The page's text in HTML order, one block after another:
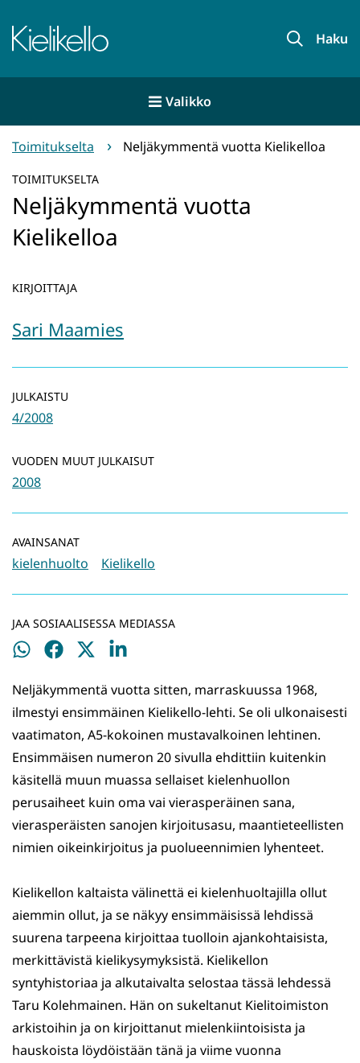
sisältöön
Etusivu Haku
Valikko
Toimitukselta Neljäkymmentä vuotta Kielikelloa
TOIMITUKSELTA
Neljäkymmentä vuotta
Kielikelloa
KIRJOITTAJA
Sari Maamies
JULKAISTU
4/2008
VUODEN MUUT JULKAISUT
2008
AVAINSANAT
kielenhuolto Kielikello
JAA SOSIAALISESSA MEDIASSA
Jaa
Jaa
Jaa
Jaa
Neljäkymmentä vuotta sitten, marraskuussa 1968,
ilmestyi ensimmäinen Kielikello-lehti. Se oli ulkonaisesti
vaatimaton, A5-kokoinen mustavalkoinen lehtinen.
Ensimmäisen numeron 20 sivulla ehdittiin kuitenkin
käsitellä muun muassa sellaiset kielenhuollon
perusaiheet kuin oma vai vierasperäinen sana,
vierasperäisten sanojen kirjoitusasu, maantieteellisten
nimien oikeinkirjoitus ja puolueennimien lyhenteet.
Kielikellon kaltaista välinettä ei kielenhuoltajilla ollut
aiemmin ollut, ja se näkyy ensimmäisissä lehdissä
suurena tarpeena kirjoittaa tuolloin ajankohtaisista,
merkittävistä kielikysymyksistä. Kielikellon
syntyhistoriaa ja alkutaivalta selostaa tässä lehdessä
Taru Kolehmainen. Hän on sukeltanut Kielitoimiston
arkistoihin ja on kirjoittanut mielenkiintoisista ja
hauskoista löydöistään tänä ja viime vuonna